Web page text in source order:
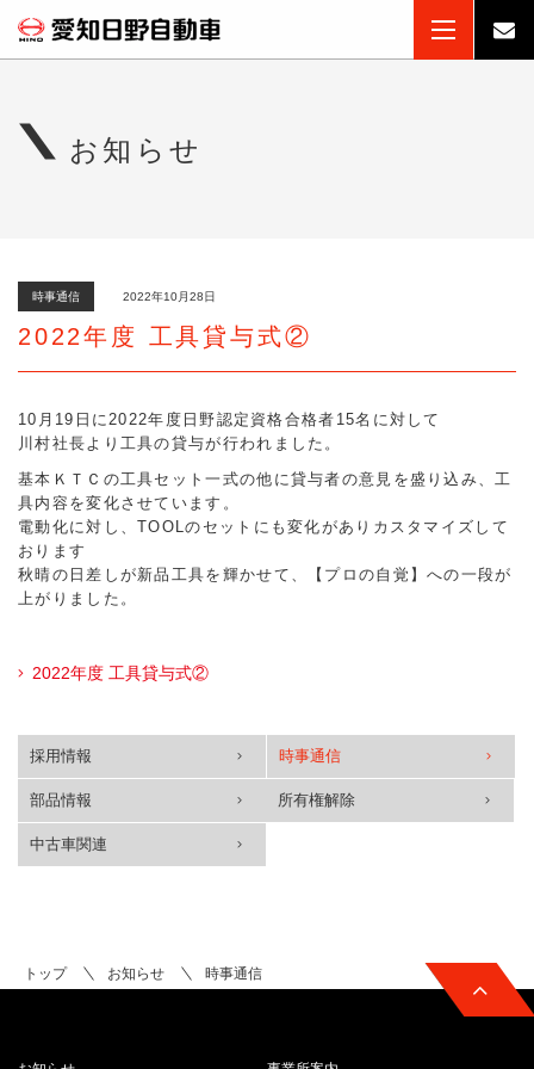
お知らせ
時事通信 2022年10月28日
2022年度 工具貸与式②
10月19日に2022年度日野認定資格合格者15名に対して
川村社長より工具の貸与が行われました。
基本ＫＴＣの工具セット一式の他に貸与者の意見を盛り込み、工
具内容を変化させています。
電動化に対し、TOOLのセットにも変化がありカスタマイズして
おります
秋晴の日差しが新品工具を輝かせて、【プロの自覚】への一段が
上がりました。
2022年度 工具貸与式②
採用情報 時事通信
部品情報 所有権解除
中古車関連
トップ お知らせ 時事通信